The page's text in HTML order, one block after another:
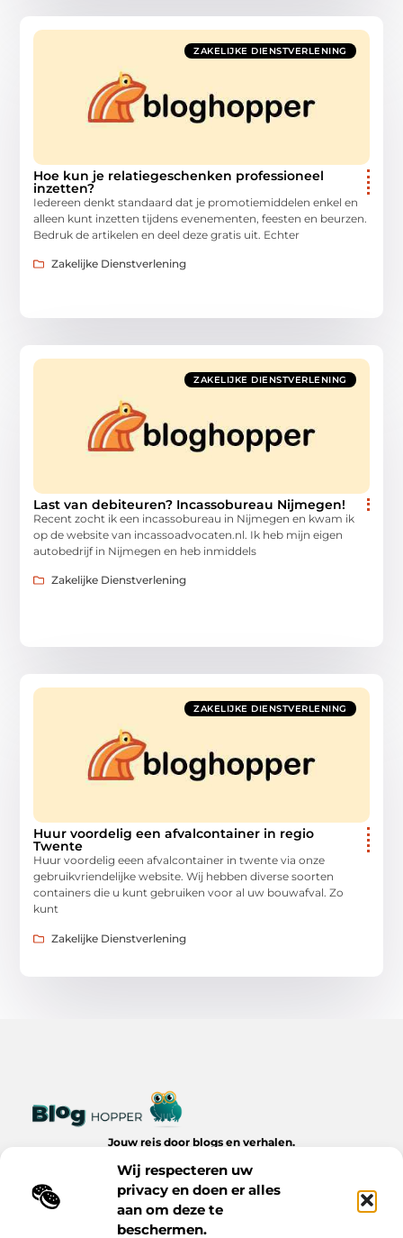
Wij respecteren uw
privacy en doen er alles
aan om deze te
beschermen.
ZAKELIJKE DIENSTVERLENING
Hoe kun je relatiegeschenken professioneel
inzetten?
Iedereen denkt standaard dat je promotiemiddelen enkel en
alleen kunt inzetten tijdens evenementen, feesten en beurzen.
Bedruk de artikelen en deel deze gratis uit. Echter
Zakelijke Dienstverlening
ZAKELIJKE DIENSTVERLENING
Last van debiteuren? Incassobureau Nijmegen!
Recent zocht ik een incassobureau in Nijmegen en kwam ik
op de website van incassoadvocaten.nl. Ik heb mijn eigen
autobedrijf in Nijmegen en heb inmiddels
Zakelijke Dienstverlening
ZAKELIJKE DIENSTVERLENING
Huur voordelig een afvalcontainer in regio
Twente
Huur voordelig eeen afvalcontainer in twente via onze
gebruikvriendelijke website. Wij hebben diverse soorten
containers die u kunt gebruiken voor al uw bouwafval. Zo
kunt
Zakelijke Dienstverlening
Jouw reis door blogs en verhalen.
dagelijks leven op Bloghopper.nl.
Bericht categorie